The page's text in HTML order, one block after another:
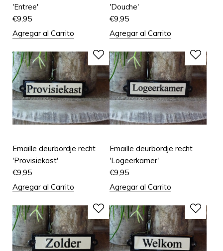
'Entree'
€9,95
Agregar al Carrito
'Douche'
€9,95
Agregar al Carrito
Emaille deurbordje recht
'Provisiekast'
€9,95
Agregar al Carrito
Emaille deurbordje recht
'Logeerkamer'
€9,95
Agregar al Carrito